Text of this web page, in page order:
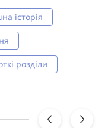
історія
розділи